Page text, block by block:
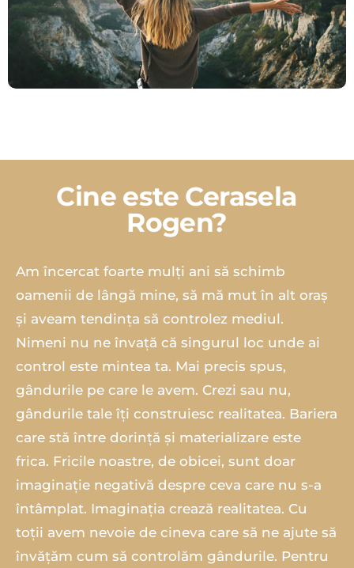
Cine este Cerasela
Rogen?
Am încercat foarte mulți ani să schimb
oamenii de lângă mine, să mă mut în alt oraș
și aveam tendința să controlez mediul.
Nimeni nu ne învață că singurul loc unde ai
control este mintea ta. Mai precis spus,
gândurile pe care le avem. Crezi sau nu,
gândurile tale îți construiesc realitatea. Bariera
care stă între dorință și materializare este
frica. Fricile noastre, de obicei, sunt doar
imaginație negativă despre ceva care nu s-a
întâmplat. Imaginația crează realitatea. Cu
toții avem nevoie de cineva care să ne ajute să
învățăm cum să controlăm gândurile. Pentru